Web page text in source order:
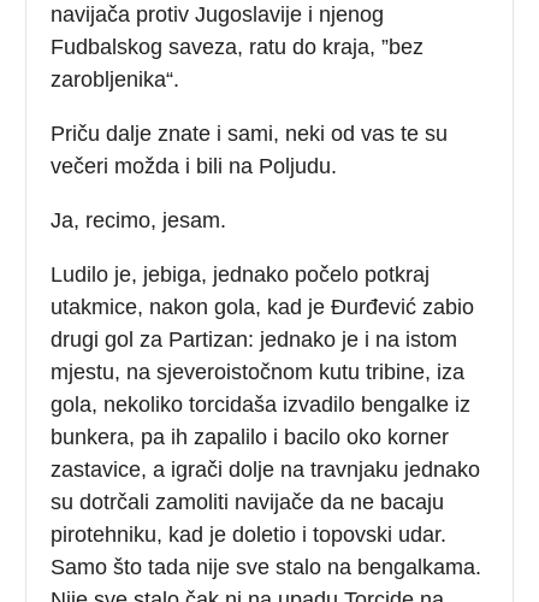
navijača protiv Jugoslavije i njenog
Fudbalskog saveza, ratu do kraja, ”bez
zarobljenika“.
Priču dalje znate i sami, neki od vas te su
večeri možda i bili na Poljudu.
Ja, recimo, jesam.
Ludilo je, jebiga, jednako počelo potkraj
utakmice, nakon gola, kad je Đurđević zabio
drugi gol za Partizan: jednako je i na istom
mjestu, na sjeveroistočnom kutu tribine, iza
gola, nekoliko torcidaša izvadilo bengalke iz
bunkera, pa ih zapalilo i bacilo oko korner
zastavice, a igrači dolje na travnjaku jednako
su dotrčali zamoliti navijače da ne bacaju
pirotehniku, kad je doletio i topovski udar.
Samo što tada nije sve stalo na bengalkama.